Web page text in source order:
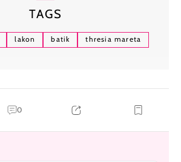
TAGS
lakon batik thresia mareta
0